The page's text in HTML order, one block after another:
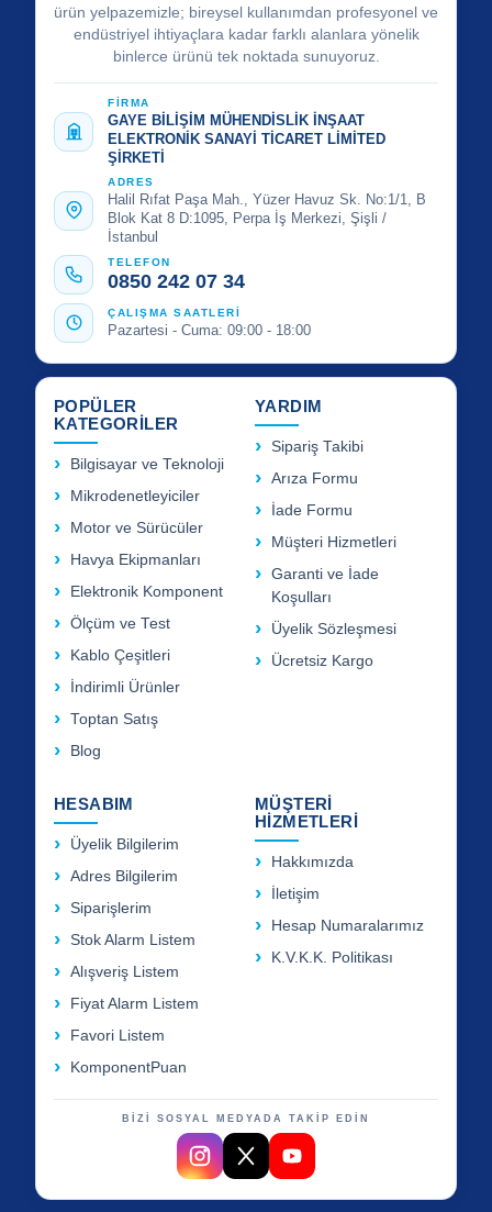
ürün yelpazemizle; bireysel kullanımdan profesyonel ve
endüstriyel ihtiyaçlara kadar farklı alanlara yönelik
binlerce ürünü tek noktada sunuyoruz.
FİRMA
GAYE BİLİŞİM MÜHENDİSLİK İNŞAAT
ELEKTRONİK SANAYİ TİCARET LİMİTED
ŞİRKETİ
ADRES
Halil Rıfat Paşa Mah., Yüzer Havuz Sk. No:1/1, B
Blok Kat 8 D:1095, Perpa İş Merkezi, Şişli /
İstanbul
TELEFON
0850 242 07 34
ÇALIŞMA SAATLERİ
Pazartesi - Cuma: 09:00 - 18:00
POPÜLER
KATEGORİLER
Bilgisayar ve Teknoloji
Mikrodenetleyiciler
Motor ve Sürücüler
Havya Ekipmanları
Elektronik Komponent
Ölçüm ve Test
Kablo Çeşitleri
İndirimli Ürünler
Toptan Satış
Blog
YARDIM
Sipariş Takibi
Arıza Formu
İade Formu
Müşteri Hizmetleri
Garanti ve İade
Koşulları
Üyelik Sözleşmesi
Ücretsiz Kargo
HESABIM
Üyelik Bilgilerim
Adres Bilgilerim
Siparişlerim
Stok Alarm Listem
Alışveriş Listem
Fiyat Alarm Listem
Favori Listem
KomponentPuan
MÜŞTERİ
HİZMETLERİ
Hakkımızda
İletişim
Hesap Numaralarımız
K.V.K.K. Politikası
BİZİ SOSYAL MEDYADA TAKİP EDİN